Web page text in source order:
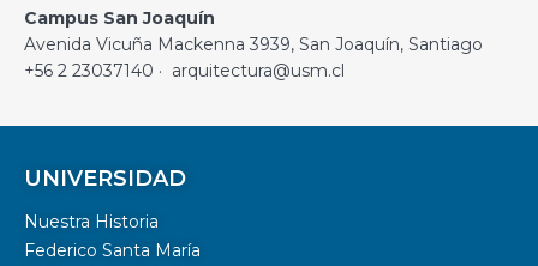
Campus San Joaquín
Avenida Vicuña Mackenna 3939, San Joaquín, Santiago
+56 2 23037140 · arquitectura@usm.cl
UNIVERSIDAD
Nuestra Historia
Federico Santa María